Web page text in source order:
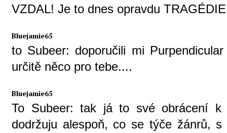
VZDAL! Je to dnes opravdu
Bluejamie65
to Subeer: doporučili mi
určitě něco pro tebe....
Bluejamie65
To Subeer: tak já to své obrácení k
dodržuju alespoň, co se týče žánrů,